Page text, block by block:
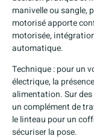
manivelle ou sangle,
motorisé apporte
motorisée,
automatique.
Technique : pour un
électrique, la
alimentation. Sur
un complément de
le linteau pour un
sécuriser la pose.